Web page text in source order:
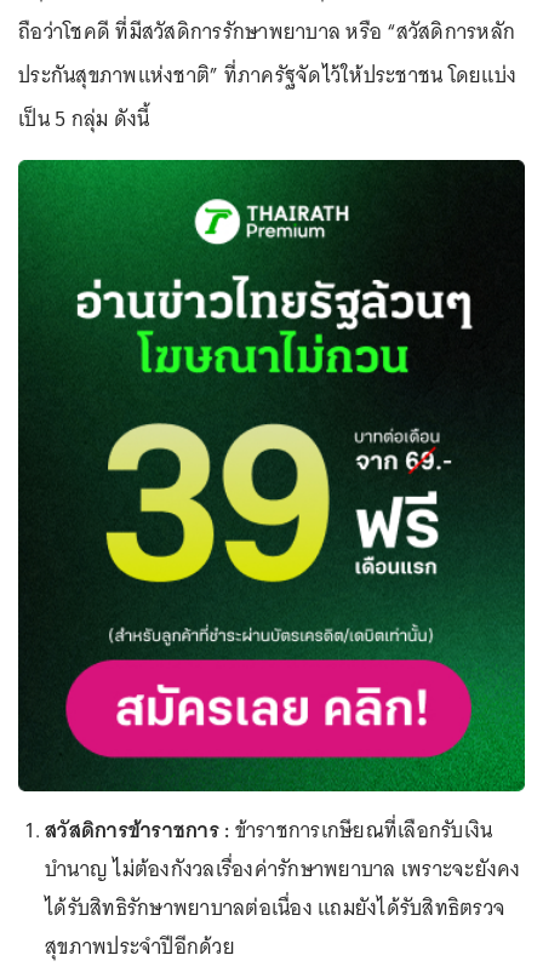
ถือว่าโชคดี ที่มีสวัสดิการรักษาพยาบาล หรือ “สวัสดิการหลัก
ประกันสุขภาพแห่งชาติ” ที่ภาครัฐจัดไว้ให้ประชาชน โดยแบ่ง
เป็น 5 กลุ่ม ดังนี้
สวัสดิการข้าราชการ :ข้าราชการเกษียณที่เลือกรับเงิน
บำนาญ ไม่ต้องกังวลเรื่องค่ารักษาพยาบาล เพราะจะยังคง
ได้รับสิทธิรักษาพยาบาลต่อเนื่อง แถมยังได้รับสิทธิตรวจ
สุขภาพประจำปีอีกด้วย